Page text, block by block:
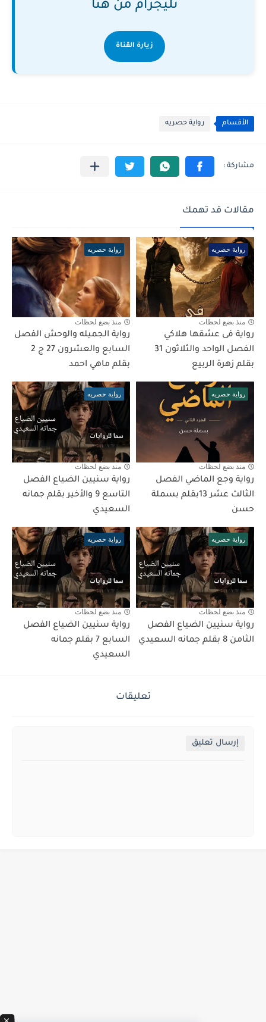
تليجرام من هنا
زيارة القناة
الأقسام رواية حصريه
مقالات قد تهمك
رواية حصريه
منذ بضع لحظات
رواية فى عشقها هلاكي
الفصل الواحد والثلاثون 31
بقلم زهرة الربيع
رواية حصريه
منذ بضع لحظات
رواية الجميله والوحش الفصل
السابع والعشرون 27 ج 2
بقلم ماهي احمد
رواية حصريه
منذ بضع لحظات
رواية وجع الماضي الفصل
الثالث عشر 13بقلم بسملة
حسن
رواية حصريه
منذ بضع لحظات
رواية سنيين الضياع الفصل
التاسع 9 والأخير بقلم جمانه
السعيدي
رواية حصريه
منذ بضع لحظات
رواية سنيين الضياع الفصل
الثامن 8 بقلم جمانه السعيدي
رواية حصريه
منذ بضع لحظات
رواية سنيين الضياع الفصل
السابع 7 بقلم جمانه
السعيدي
تعليقات
إرسال تعليق